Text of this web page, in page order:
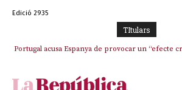
Edició 2935
TItulars
Portugal acusa Espanya de provocar un “efecte
El col·lapse de l’operació de Marc Puigtió